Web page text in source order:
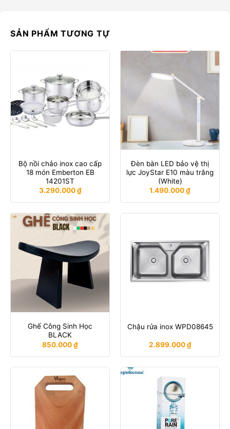
SẢN PHẨM TƯƠNG TỰ
Bộ nồi chảo inox cao cấp
18 món Emberton EB
14201ST
3.290.000₫
Đèn bàn LED bảo vệ thị
lực JoyStar E10 màu trắng
(White)
1.490.000₫
Ghế Công Sinh Học
BLACK
850.000₫
Chậu rửa inox WPD08645
2.899.000₫